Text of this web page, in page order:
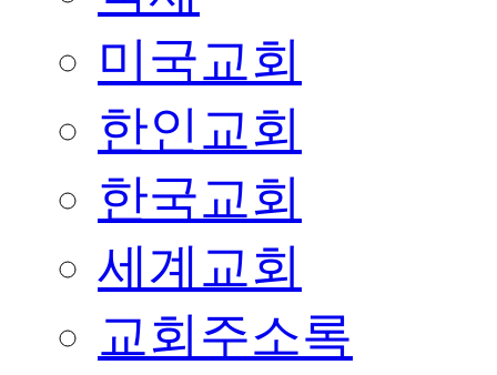
미국교회
한인교회
한국교회
세계교회
교회주소록